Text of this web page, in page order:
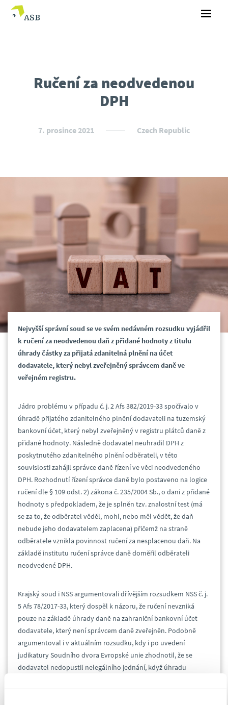
Ručení za neodvedenou
DPH
7. prosince 2021 Czech Republic
Nejvyšší správní soud se ve svém nedávném rozsudku vyjádřil
k ručení za neodvedenou daň z přidané hodnoty z titulu
úhrady částky za přijatá zdanitelná plnění na účet
dodavatele, který nebyl zveřejněný správcem daně ve
veřejném registru.
Jádro problému v případu č. j. 2 Afs 382/2019-33 spočívalo v
úhradě přijatého zdanitelného plnění dodavateli na tuzemský
bankovní účet, který nebyl zveřejněný v registru plátců daně z
přidané hodnoty. Následně dodavatel neuhradil DPH z
poskytnutého zdanitelného plnění odběrateli, v této
souvislosti zahájil správce daně řízení ve věci neodvedeného
DPH. Rozhodnutí řízení správce daně bylo postaveno na logice
ručení dle § 109 odst. 2) zákona č. 235/2004 Sb., o dani z přidané
hodnoty s předpokladem, že je splněn tzv. znalostní test (má
se za to, že odběratel věděl, mohl, nebo měl vědět, že daň
nebude jeho dodavatelem zaplacena) přičemž na straně
odběratele vznikla povinnost ručení za nesplacenou daň. Na
základě institutu ručení správce daně doměřil odběrateli
neodvedené DPH.
Krajský soud i NSS argumentovali dřívějším rozsudkem NSS č. j.
5 Afs 78/2017-33, který dospěl k názoru, že ručení nevzniká
pouze na základě úhrady daně na zahraniční bankovní účet
dodavatele, který není správcem daně zveřejněn. Podobně
argumentoval i v aktuálním rozsudku, kdy i po uvedení
judikatury Soudního dvora Evropské unie zhodnotil, že se
dodavatel nedopustil nelegálního jednání, když úhradu
tato skutečnost sama o sobě nedává vzniknout ručení za